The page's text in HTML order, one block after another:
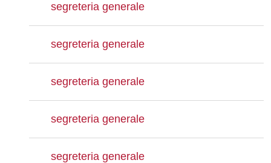
segreteria generale
segreteria generale
segreteria generale
segreteria generale
segreteria generale